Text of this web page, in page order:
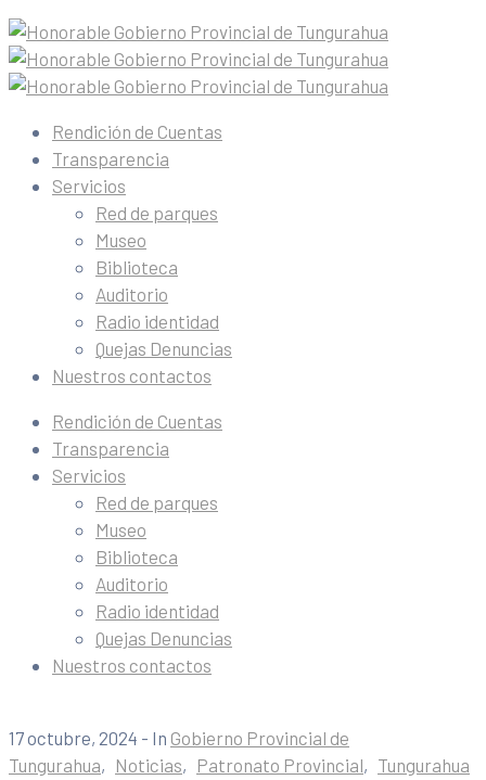
Rendición de Cuentas
Transparencia
Servicios
Red de parques
Museo
Biblioteca
Auditorio
Radio identidad
Quejas Denuncias
Nuestros contactos
Rendición de Cuentas
Transparencia
Servicios
Red de parques
Museo
Biblioteca
Auditorio
Radio identidad
Quejas Denuncias
Nuestros contactos
17 octubre, 2024 - In Gobierno Provincial de
Tungurahua‚ Noticias‚ Patronato Provincial‚ Tungurahua